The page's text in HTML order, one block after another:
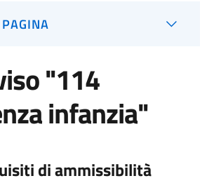
"114
infanzia"
di ammissibilità